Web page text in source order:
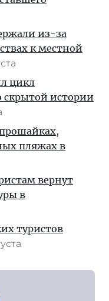
из-за
к местной
цикл
скрытой истории
пляжах в
вернут
в
туристов